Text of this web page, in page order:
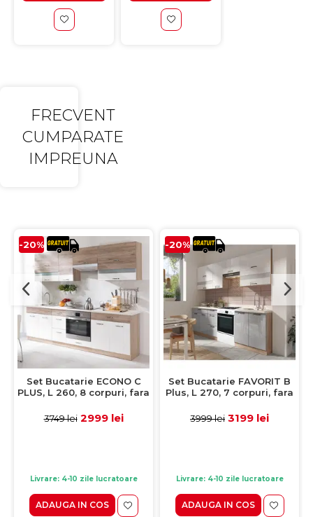
FRECVENT
CUMPARATE
IMPREUNA
-20%
Set Bucatarie ECONO C
PLUS, L 260, 8 corpuri, fara
sonoma, fronturi sanremo
3749 lei 2999 lei
Livrare: 4-10 zile lucratoare
ADAUGA IN COS
-20%
Set Bucatarie FAVORIT B
Plus, L 270, 7 corpuri, fara
sonoma, fronturi corpuri
3999 lei 3199 lei
Livrare: 4-10 zile lucratoare
ADAUGA IN COS